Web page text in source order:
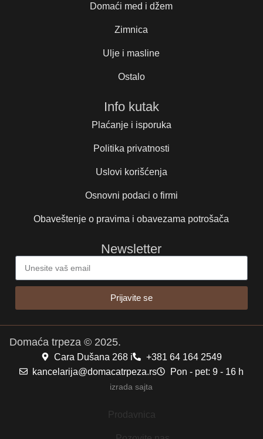
Domaći med i džem
Zimnica
Ulje i masline
Ostalo
Info kutak
Plaćanje i isporuka
Politika privatnosti
Uslovi korišćenja
Osnovni podaci o firmi
Obaveštenje o pravima i obavezama potrošača
Newsletter
Prijavite se
Domaća trpeza © 2025.
Cara Dušana 268 i
+381 64 164 2549
kancelarija@domacatrpeza.rs
Pon - pet: 9 - 16 h
izrada sajta
Prodavnica